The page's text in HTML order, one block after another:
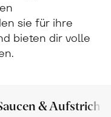
sie für ihre
bieten dir volle
& Aufstriche